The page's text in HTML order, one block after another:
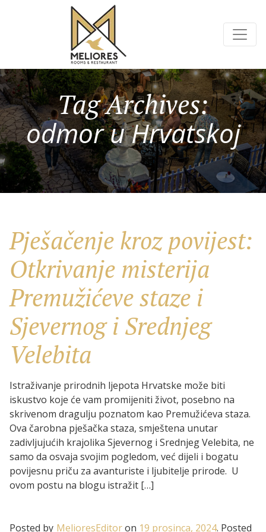
Tag Archives:
odmor u Hrvatskoj
Pješačenje kroz povijest:
Otkrivanje misterija
Premužićeve staze i
Sjevernog i Srednjeg
Velebita
Istraživanje prirodnih ljepota Hrvatske može biti
iskustvo koje će vam promijeniti život, posebno na
skrivenom dragulju poznatom kao Premužićeva staza.
Ova čarobna pješačka staza, smještena unutar
zadivljujućih krajolika Sjevernog i Srednjeg Velebita, ne
samo da osvaja svojim pogledom, već dijeli i bogatu
povijesnu priču za avanturiste i ljubitelje prirode. U
ovom postu na blogu istražit […]
Posted by MelioresEditoron 19 prosinca, 2024. Posted